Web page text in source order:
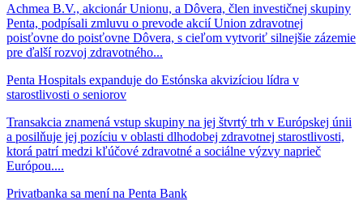
Achmea B.V., akcionár Unionu, a Dôvera, člen investičnej skupiny
Penta, podpísali zmluvu o prevode akcií Union zdravotnej
poisťovne do poisťovne Dôvera, s cieľom vytvoriť silnejšie zázemie
pre ďalší rozvoj zdravotného...
Penta Hospitals expanduje do Estónska akvizíciou lídra v
starostlivosti o seniorov
Transakcia znamená vstup skupiny na jej štvrtý trh v Európskej únii
a posilňuje jej pozíciu v oblasti dlhodobej zdravotnej starostlivosti,
ktorá patrí medzi kľúčové zdravotné a sociálne výzvy naprieč
Európou....
Privatbanka sa mení na Penta Bank